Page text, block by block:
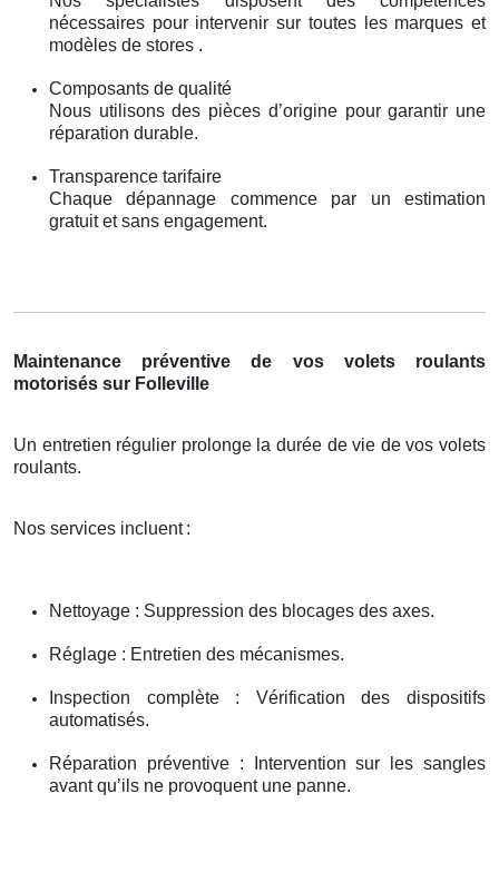
nécessaires pour intervenir sur toutes les marques et
modèles de stores .
Composants de qualité
Nous utilisons des pièces d’origine pour garantir une
réparation durable.
Transparence tarifaire
Chaque dépannage commence par un estimation
gratuit et sans engagement.
Maintenance préventive de vos volets roulants
motorisés sur Folleville
Un entretien régulier prolonge la durée de vie de vos volets
roulants.
Nos services incluent :
Nettoyage : Suppression des blocages des axes.
Réglage : Entretien des mécanismes.
Inspection complète : Vérification des dispositifs
automatisés.
Réparation préventive : Intervention sur les sangles
avant qu’ils ne provoquent une panne.